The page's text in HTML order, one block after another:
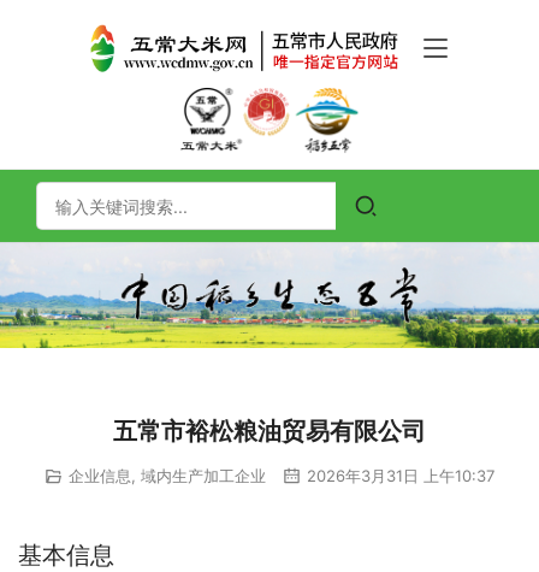
五常市裕松粮油贸易有限公司
企业信息 域内生产加工企业 2026年3月31日 上午10:37
基本信息